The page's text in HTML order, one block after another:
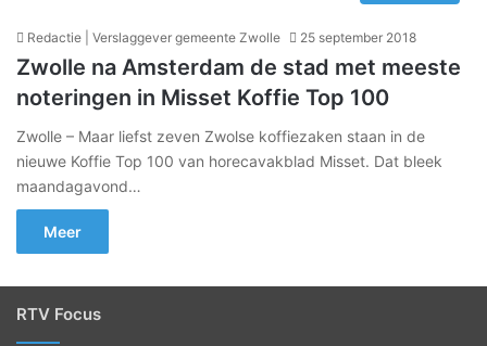
Redactie | Verslaggever gemeente Zwolle 25 september 2018
Zwolle na Amsterdam de stad met meeste
noteringen in Misset Koffie Top 100
Zwolle – Maar liefst zeven Zwolse koffiezaken staan in de
nieuwe Koffie Top 100 van horecavakblad Misset. Dat bleek
maandagavond…
Meer
RTV Focus